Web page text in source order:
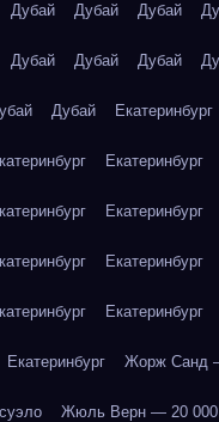
Дубай Дубай Дубай
Дубай Дубай Дубай
Дубай Екатеринбург
Екатеринбург
Екатеринбург
Екатеринбург
Екатеринбург
Екатеринбург Жорж Санд
Жюль Верн — 20 000